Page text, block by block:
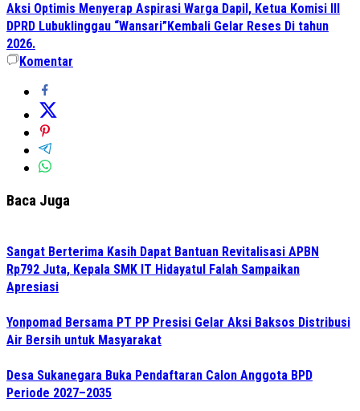
Aksi Optimis Menyerap Aspirasi Warga Dapil, Ketua Komisi III
DPRD Lubuklinggau “Wansari”Kembali Gelar Reses Di tahun
2026.
Komentar
Baca Juga
Sangat Berterima Kasih Dapat Bantuan Revitalisasi APBN
Rp792 Juta, Kepala SMK IT Hidayatul Falah Sampaikan
Apresiasi
Yonpomad Bersama PT PP Presisi Gelar Aksi Baksos Distribusi
Air Bersih untuk Masyarakat
Desa Sukanegara Buka Pendaftaran Calon Anggota BPD
Periode 2027–2035